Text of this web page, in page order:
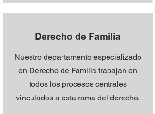
Derecho de Familia
Nuestro departamento especializado
en Derecho de Familia trabajan en
todos los procesos centrales
vinculados a esta rama del derecho.